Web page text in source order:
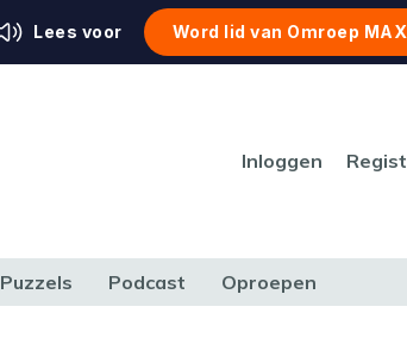
Lees voor Word lid van Omroep MAX
Inloggen
Puzzels Podcast Oproepen